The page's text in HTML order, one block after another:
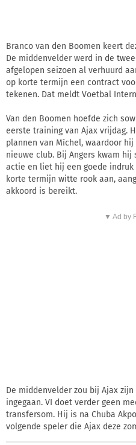
Branco van den Boomen keert
De middenvelder werd in de
afgelopen seizoen al verhuurd
op korte termijn een contract
tekenen. Dat meldt Voetbal
Van den Boomen hoefde zich
eerste training van Ajax vrijdag.
plannen van Míchel, waardoor
nieuwe club. Bij Angers kwam
actie en liet hij een goede indruk
korte termijn witte rook aan,
akkoord is bereikt.
▼ Ad by
De middenvelder zou bij Ajax
ingegaan. VI doet verder geen
transfersom. Hij is na Chuba
volgende speler die Ajax deze